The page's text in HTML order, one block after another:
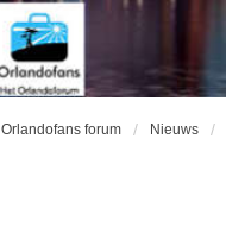
Orlandofans forum Nieuws